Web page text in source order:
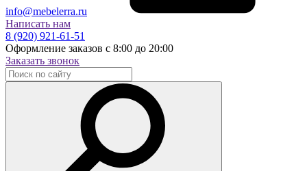
info@mebelerra.ru
Написать нам
8 (920) 921-61-51
Оформление заказов с 8:00 до 20:00
Заказать звонок